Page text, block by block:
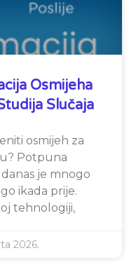
Osmijeha
Slučaja
osmijeh za
Potpuna
je mnogo
ikada prije.
tehnologiji,
2026.